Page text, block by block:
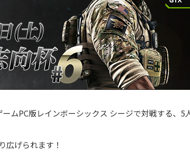
ムPC版レインボーシックス シージで対戦する、
広げられます！